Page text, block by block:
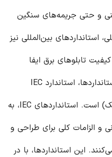
و حتی جریمه‌های سنگین
استانداردهای بین‌المللی نیز
تابلوهای برق ایفا
می‌کنند. یکی از مهم‌ترین این استانداردها، استاندارد IEC
(کمیسیون بین‌المللی الکتروتکنیک) است. استانداردهای IEC، به
و الزامات کلی برای طراحی و
این استانداردها، با در